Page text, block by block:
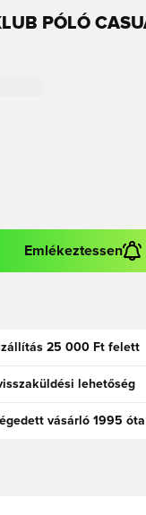
PÓLÓ
Emlékeztessen
25 000 Ft felett
lehetőség
vásárló 1995 óta